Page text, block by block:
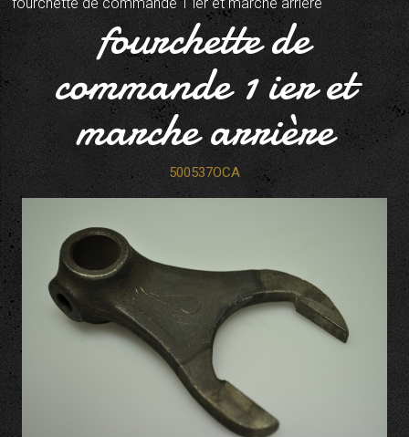
fourchette de
commande 1 ier et
marche arrière
500537OCA